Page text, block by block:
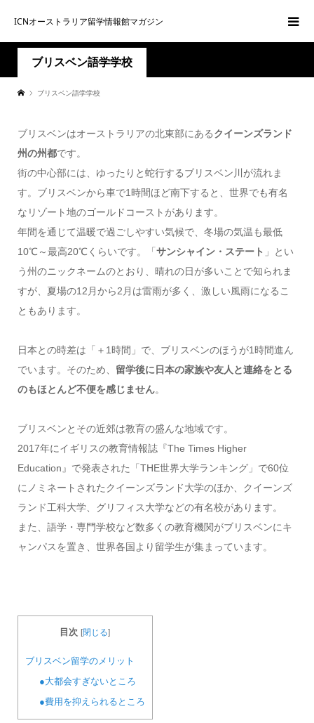
ICNオーストラリア留学情報館マガジン
ブリスベン語学学校
ブリスベン語学学校
ブリスベンはオーストラリアの北東部にあるクイーンズランド
州の州都です。
街の中心部には、ゆったりと蛇行するブリスベン川が流れま
す。ブリスベンから車で1時間ほど南下すると、世界でも有名
なリゾート地のゴールドコーストがあります。
年間を通じて温暖で過ごしやすい気候で、冬場の気温も最低
10℃～最高20℃くらいです。「 サンシャイン・ステート 」とい
う州のニックネームのとおり、晴れの日が多いことで知られま
すが、夏場の12月から2月は雷雨が多く、激しい風雨になるこ
ともあります。
日本との時差は「＋1時間」で、ブリスベンのほうが1時間進ん
でいます。そのため、 留学後に日本の家族や友人と連絡をとる
のもほとんど不便を感じません。
ブリスベンとその近郊は教育の盛んな地域です。
2017年にイギリスの教育情報誌『The Times Higher
Education』で発表された「THE世界大学ランキング」で60位
にノミネートされたクイーンズランド大学のほか、クイーンズ
ランド工科大学、グリフィス大学などの有名校があります。
また、語学・専門学校など数多くの教育機関がブリスベンにキ
ャンパスを置き、世界各国より留学生が集まっています。
目次 [閉じる]
ブリスベン留学のメリット
●大都会すぎないところ
●費用を抑えられるところ